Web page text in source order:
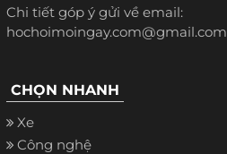
Chi tiết góp ý gửi về email:
hochoimoingay.com@gmail.com
CHỌN NHANH
Xe
Công nghệ